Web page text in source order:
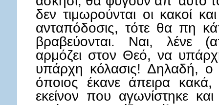
δεν τιμωρούνται οι κακοί
ανταπόδοσις, τότε θα πη
βραβεύονται. Ναι, λένε
αρμόζει στον Θεό, να
υπάρχη κόλασις! Δηλαδή, ο
όποιος έκανε άπειρα
εκείνον που αγωνίστηκε